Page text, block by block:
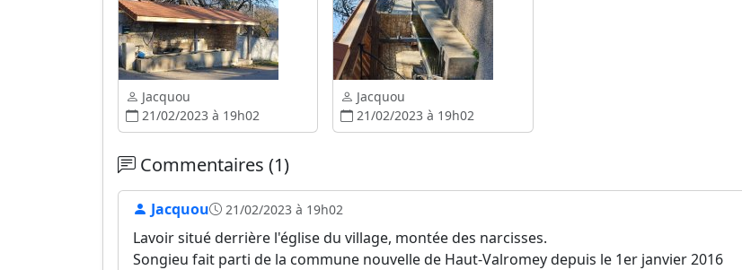
Jacquou
21/02/2023 à 19h02
Jacquou
21/02/2023 à 19h02
Commentaires (1)
Jacquou 21/02/2023 à 19h02
Lavoir situé derrière l'église du village, montée des narcisses.
Songieu fait parti de la commune nouvelle de Haut-Valromey depuis le 1er janvier 2016